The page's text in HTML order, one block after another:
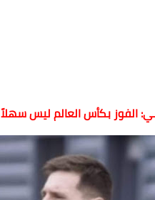
الفوز بكأس العالم ليس سهلاً